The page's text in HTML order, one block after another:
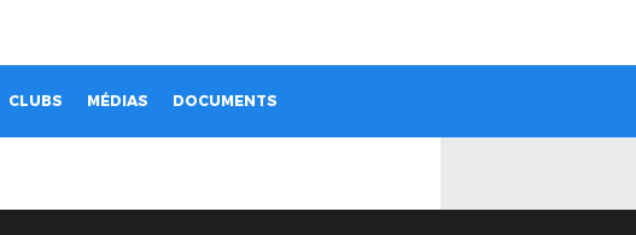
CLUBS MÉDIAS DOCUMENTS